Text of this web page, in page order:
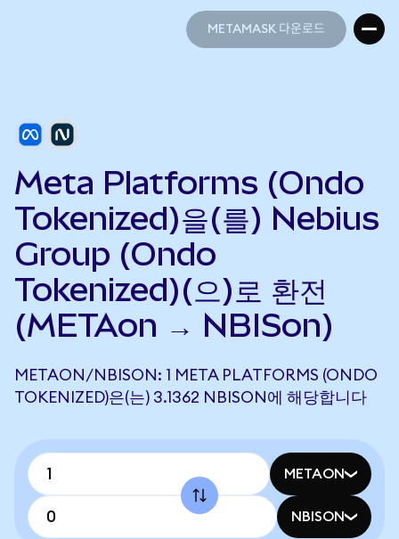
METAMASK 다운로드
Meta Platforms (Ondo
Tokenized)을(를) Nebius
Group (Ondo
Tokenized)(으)로 환전
(METAon → NBISon)
METAON/NBISON: 1 META PLATFORMS (ONDO
TOKENIZED)은(는) 3.1362 NBISON에 해당합니다
METAON
NBISON